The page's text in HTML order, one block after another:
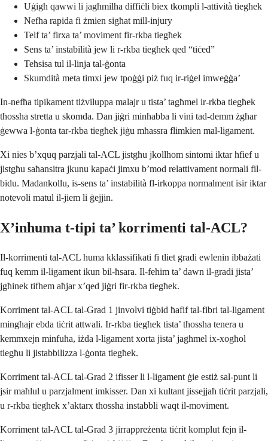
Uġigħ qawwi li jagħmilha diffiċli biex tkompli l-attività tiegħek
Nefħa rapida fi żmien sigħat mill-injury
Telf ta’ firxa ta’ moviment fir-rkba tiegħek
Sens ta’ instabilità jew li r-rkba tiegħek qed “tiċed”
Teħsisa tul il-linja tal-ġonta
Skumdità meta timxi jew tpoġġi piż fuq ir-riġel imweġġa’
In-nefħa tipikament tiżviluppa malajr u tista’ tagħmel ir-rkba tiegħek
tħossha stretta u skomda. Dan jiġri minħabba li vini tad-demm żgħar
ġewwa l-ġonta tar-rkba tiegħek jiġu mħassra flimkien mal-ligament.
Xi nies b’xquq parzjali tal-ACL jistgħu jkollhom sintomi iktar ħfief u
jistgħu saħansitra jkunu kapaċi jimxu b’mod relattivament normali fil-
bidu. Madankollu, is-sens ta’ instabilità fl-irkoppa normalment isir iktar
notevoli matul il-jiem li ġejjin.
X’inhuma t-tipi ta’ korrimenti tal-ACL?
Il-korrimenti tal-ACL huma kklassifikati fi tliet gradi ewlenin ibbażati
fuq kemm il-ligament ikun bil-ħsara. Il-fehim ta’ dawn il-gradi jista’
jgħinek tifhem aħjar x’qed jiġri fir-rkba tiegħek.
Korriment tal-ACL tal-Grad 1 jinvolvi tiġbid ħafif tal-fibri tal-ligament
mingħajr ebda tiċrit attwali. Ir-rkba tiegħek tista’ tħossha tenera u
kemmxejn minfuħa, iżda l-ligament xorta jista’ jagħmel ix-xogħol
tiegħu li jistabbilizza l-ġonta tiegħek.
Korriment tal-ACL tal-Grad 2 ifisser li l-ligament ġie estiż sal-punt li
jsir maħlul u parzjalment imkisser. Dan xi kultant jissejjaħ tiċrit parzjali,
u r-rkba tiegħek x’aktarx tħossha instabbli waqt il-moviment.
Korriment tal-ACL tal-Grad 3 jirrappreżenta tiċrit komplut fejn il-